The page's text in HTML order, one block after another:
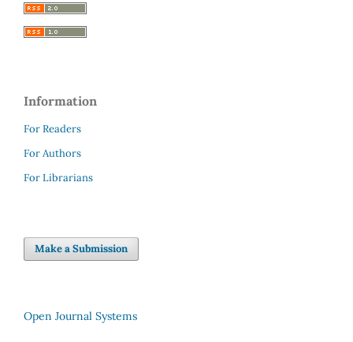
Information
For Readers
For Authors
For Librarians
Make a Submission
Open Journal Systems